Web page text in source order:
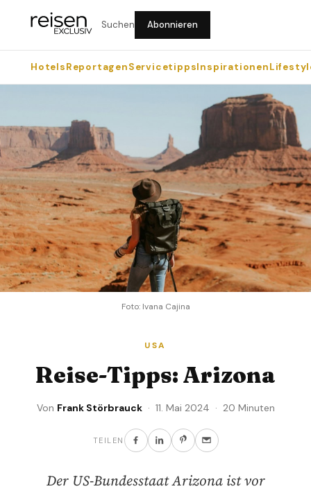
Suchen Abonnieren
HotelsReportagenServicetippsInspirationen
Foto: Ivana Cajina
USA
Reise-Tipps: Arizona
Von Frank Störbrauck· 11. Mai 2024 · 20 Minuten
TEILEN
Der US-Bundesstaat Arizona ist vor